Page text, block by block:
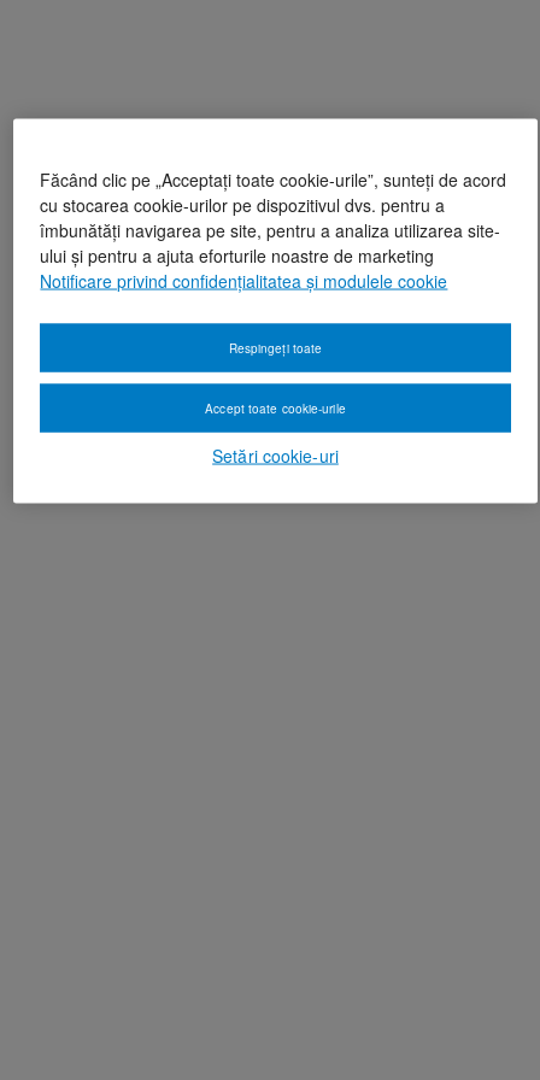
Făcând clic pe „Acceptați toate cookie-urile”, sunteți de acord
cu stocarea cookie-urilor pe dispozitivul dvs. pentru a
îmbunătăți navigarea pe site, pentru a analiza utilizarea site-
ului și pentru a ajuta eforturile noastre de marketing
Notificare privind confidențialitatea și modulele cookie
Setări cookie-uri
Respingeți toate
Accept toate cookie-urile